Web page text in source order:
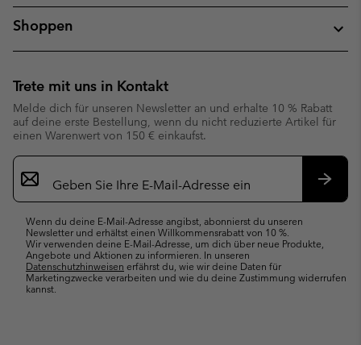
Shoppen
Trete mit uns in Kontakt
Melde dich für unseren Newsletter an und erhalte 10 % Rabatt
auf deine erste Bestellung, wenn du nicht reduzierte Artikel für
einen Warenwert von 150 € einkaufst.
Newsletter-
Anmeldung
Wenn du deine E-Mail-Adresse angibst, abonnierst du unseren
Newsletter und erhältst einen Willkommensrabatt von 10 %.
Wir verwenden deine E-Mail-Adresse, um dich über neue Produkte,
Angebote und Aktionen zu informieren. In unseren
Datenschutzhinweisen erfährst du, wie wir deine Daten für
Marketingzwecke verarbeiten und wie du deine Zustimmung widerrufen
kannst.